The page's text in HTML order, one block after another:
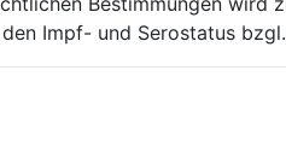
Impf- und Serostatus